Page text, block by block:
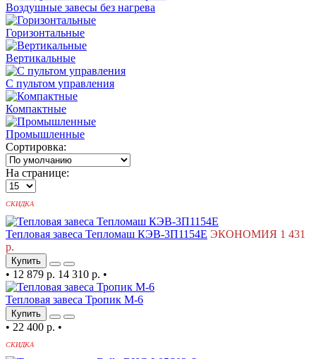
Воздушные завесы без нагрева
Горизонтальные
Вертикальные
С пультом управления
Компактные
Промышленные
Сортировка:
На странице:
СКИДКА
Тепловая завеса Тепломаш КЭВ-3П1154Е ЭКОНОМИЯ 1 431
р.
Купить
• 12 879 р. 14 310 р. •
Тепловая завеса Тропик М-6
Купить
• 22 400 р. •
СКИДКА